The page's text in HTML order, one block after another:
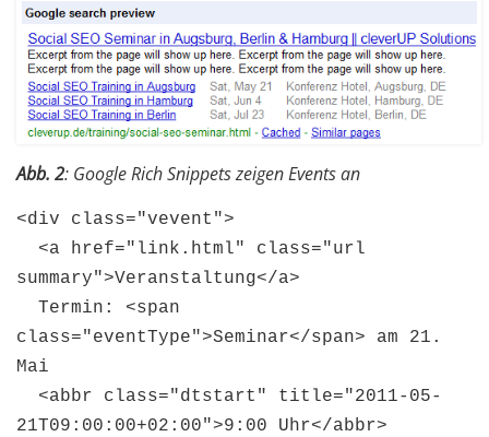
Abb. 2: Google Rich Snippets zeigen Events an
<div class="vevent">
<a href="link.html" class="url
summary">Veranstaltung</a>
Termin: <span
class="eventType">Seminar</span> am 21.
Mai
<abbr class="dtstart" title="2011-05-
21T09:00:00+02:00">9:00 Uhr</abbr>